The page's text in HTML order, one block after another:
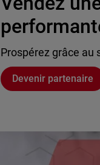
Prospérez grâce au
Devenir partenaire